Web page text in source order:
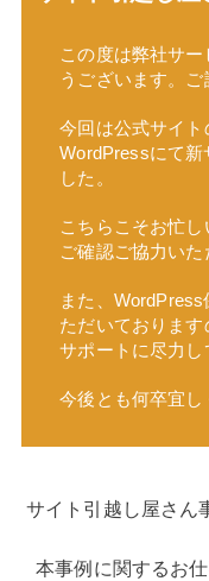
この度は弊社サ
うございます。
今回は公式サイト
WordPressにて新
した。
こちらこそお忙
ご確認ご協力い
また、
ただいておりま
サポートに尽力
今後とも何卒宜し
サイト引越し屋さん
本事例に関するお